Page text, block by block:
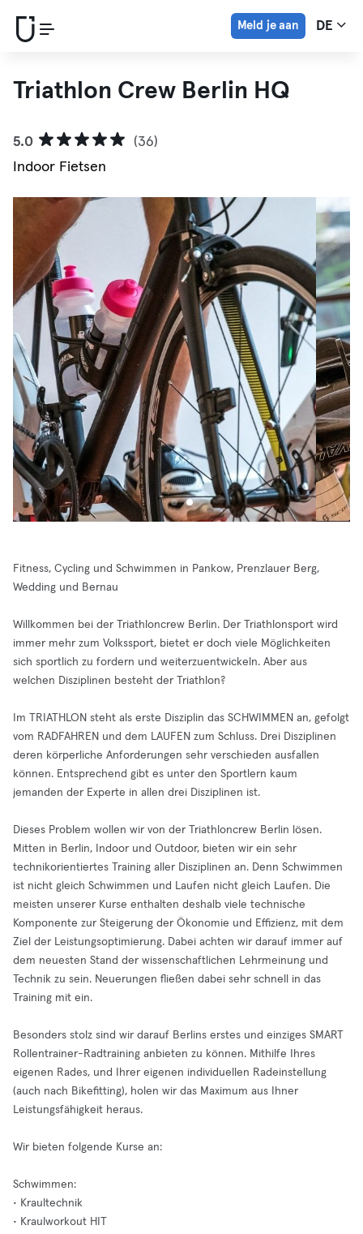
Meld je aan DE
Triathlon Crew Berlin HQ
5.0
(36)
Indoor Fietsen
Fitness, Cycling und Schwimmen in Pankow, Prenzlauer Berg,
Wedding und Bernau
Willkommen bei der Triathloncrew Berlin. Der Triathlonsport wird
immer mehr zum Volkssport, bietet er doch viele Möglichkeiten
sich sportlich zu fordern und weiterzuentwickeln. Aber aus
welchen Disziplinen besteht der Triathlon?
Im TRIATHLON steht als erste Disziplin das SCHWIMMEN an, gefolgt
vom RADFAHREN und dem LAUFEN zum Schluss. Drei Disziplinen
deren körperliche Anforderungen sehr verschieden ausfallen
können. Entsprechend gibt es unter den Sportlern kaum
jemanden der Experte in allen drei Disziplinen ist.
Dieses Problem wollen wir von der Triathloncrew Berlin lösen.
Mitten in Berlin, Indoor und Outdoor, bieten wir ein sehr
technikorientiertes Training aller Disziplinen an. Denn Schwimmen
ist nicht gleich Schwimmen und Laufen nicht gleich Laufen. Die
meisten unserer Kurse enthalten deshalb viele technische
Komponente zur Steigerung der Ökonomie und Effizienz, mit dem
Ziel der Leistungsoptimierung. Dabei achten wir darauf immer auf
dem neuesten Stand der wissenschaftlichen Lehrmeinung und
Technik zu sein. Neuerungen fließen dabei sehr schnell in das
Training mit ein.
Besonders stolz sind wir darauf Berlins erstes und einziges SMART
Rollentrainer-Radtraining anbieten zu können. Mithilfe Ihres
eigenen Rades, und Ihrer eigenen individuellen Radeinstellung
(auch nach Bikefitting), holen wir das Maximum aus Ihner
Leistungsfähigkeit heraus.
Wir bieten folgende Kurse an:
Schwimmen:
• Kraultechnik
• Kraulworkout HIT